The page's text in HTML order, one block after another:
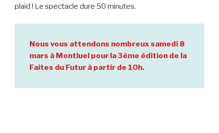
plaid ! Le spectacle dure 50 minutes.
Nous vous attendons nombreux samedi 8
mars à Montluel pour la 3ème édition de la
Faites du Futur à partir de 10h.